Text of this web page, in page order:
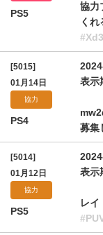
PS5
協力
く
[5015]
01月14日
協力
PS4
表示
募集
[5014]
01月12日
協力
PS5
表示
レイ